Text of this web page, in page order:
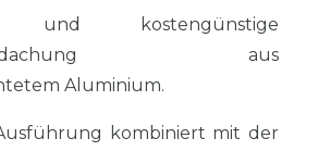
und kostengünstige
aus
Aluminium.
kombiniert mit der